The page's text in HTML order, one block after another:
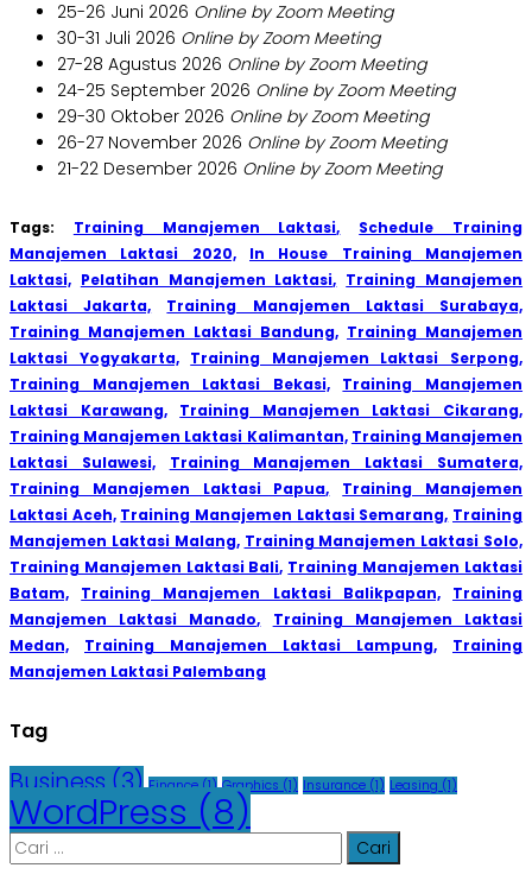
25-26 Juni 2026 Online by Zoom Meeting
30-31 Juli 2026 Online by Zoom Meeting
27-28 Agustus 2026 Online by Zoom Meeting
24-25 September 2026 Online by Zoom Meeting
29-30 Oktober 2026 Online by Zoom Meeting
26-27 November 2026 Online by Zoom Meeting
21-22 Desember 2026 Online by Zoom Meeting
Tags: Training Manajemen Laktasi,
Schedule Training
Manajemen Laktasi 2020,
In House Training Manajemen
Laktasi, Pelatihan Manajemen Laktasi, Training Manajemen
Laktasi Jakarta,
Training Manajemen Laktasi Surabaya,
Training Manajemen Laktasi Bandung, Training Manajemen
Laktasi Yogyakarta,
Training Manajemen Laktasi Serpong,
Training Manajemen Laktasi Bekasi,
Training Manajemen
Laktasi Karawang,
Training Manajemen Laktasi Cikarang,
Training Manajemen Laktasi Kalimantan, Training Manajemen
Laktasi Sulawesi,
Training Manajemen Laktasi Sumatera,
Training Manajemen Laktasi Papua,
Training Manajemen
Laktasi Aceh, Training Manajemen Laktasi Semarang, Training
Manajemen Laktasi Malang, Training Manajemen Laktasi Solo,
Training Manajemen Laktasi Bali, Training Manajemen Laktasi
Batam,
Training Manajemen Laktasi Balikpapan,
Training
Manajemen Laktasi Manado,
Training Manajemen Laktasi
Medan,
Training Manajemen Laktasi Lampung,
Training
Manajemen Laktasi Palembang
Tag
Business (3) Finance (1) Graphics (1) Insurance (1) Leasing (1)
WordPress (8)
Cari
untuk: